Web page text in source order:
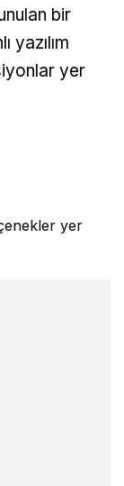
bir
yazılım
yer
yer